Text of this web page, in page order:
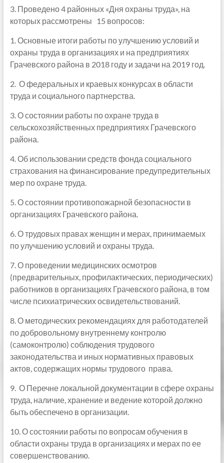
3. Проведено 4 районных «Дня охраны труда», на
которых рассмотрены 15 вопросов:
1. Основные итоги работы по улучшению условий и
охраны труда в организациях и на предприятиях
Грачевского района в 2018 году и задачи на 2019 год.
2. О федеральных и краевых конкурсах в области
труда и социального партнерства.
3. О состоянии работы по охране труда в
сельскохозяйственных предприятиях Грачевского
района.
4. Об использовании средств фонда социального
страхования на финансирование предупредительных
мер по охране труда.
5. О состоянии противопожарной безопасности в
организациях Грачевского района.
6. О трудовых правах женщин и мерах, принимаемых
по улучшению условий и охраны труда.
7. О проведении медицинских осмотров
(предварительных, профилактических, периодических)
работников в организациях Грачевского района, в том
числе психиатрических освидетельствований.
8. О методических рекомендациях для работодателей
по добровольному внутреннему контролю
(самоконтролю) соблюдения трудового
законодательства и иных нормативных правовых
актов, содержащих нормы трудового права.
9. О Перечне локальной документации в сфере охраны
труда, наличие, хранение и ведение которой должно
быть обеспечено в организации.
10. О состоянии работы по вопросам обучения в
области охраны труда в организациях и мерах по ее
совершенствованию.